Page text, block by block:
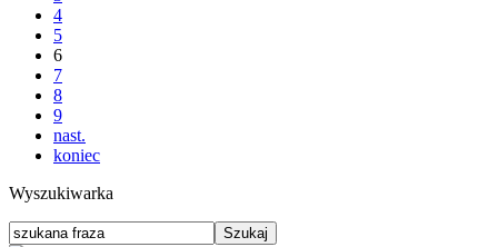
4
5
6
7
8
9
nast.
koniec
Wyszukiwarka